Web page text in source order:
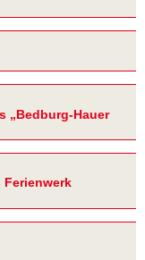
„Bedburg-Hauer
Ferienwerk